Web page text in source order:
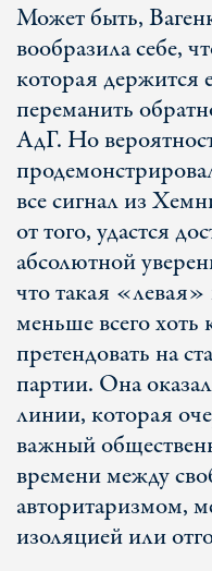
Может быть,
вообразила себе,
которая держится
переманить
АдГ. Но
все сигнал из
от того, удастся
абсолютной
что такая «левая»
меньше всего хоть
претендовать на
партии. Она
линии, которая
важный
времени между
авторитаризмом,
изоляцией или